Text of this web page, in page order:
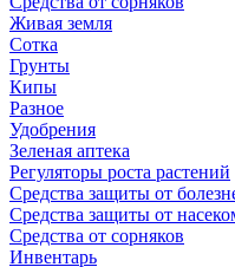
Живая земля
Сотка
Грунты
Кипы
Разное
Удобрения
Зеленая аптека
Регуляторы роста растений
Средства защиты от
Средства защиты от
Средства от сорняков
Инвентарь